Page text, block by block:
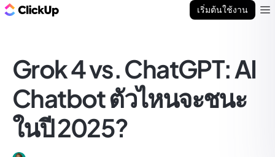
เริ่มต้นใช้งาน
Grok 4 vs. ChatGPT: AI
Chatbot ตัวไหนจะชนะ
ในปี 2025?